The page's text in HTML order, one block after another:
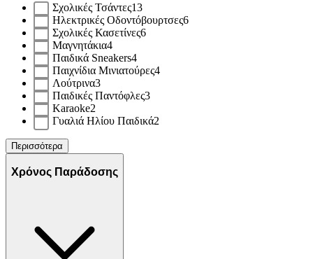
Σχολικές Τσάντες13
Ηλεκτρικές Οδοντόβουρτσες6
Σχολικές Κασετίνες6
Μαγνητάκια4
Παιδικά Sneakers4
Παιχνίδια Μινιατούρες4
Λούτρινα3
Παιδικές Παντόφλες3
Karaoke2
Γυαλιά Ηλίου Παιδικά2
Περισσότερα
Χρόνος Παράδοσης